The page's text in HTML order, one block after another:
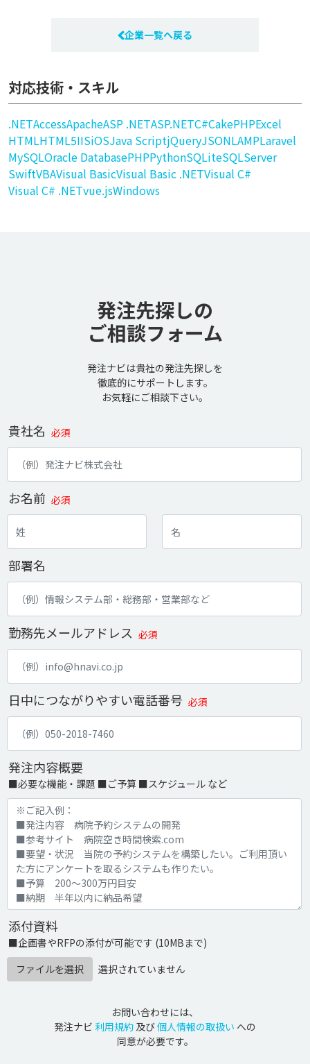
企業一覧へ戻る
対応技術・スキル
.NETAccessApacheASP .NETASP.NETC#CakePHPExcel
HTMLHTML5IISiOSJava ScriptjQueryJSONLAMPLaravel
MySQLOracle DatabasePHPPythonSQLiteSQLServer
SwiftVBAVisual BasicVisual Basic .NETVisual C#
Visual C# .NETvue.jsWindows
発注先探しの
ご相談フォーム
発注ナビは貴社の発注先探しを
徹底的にサポートします。
お気軽にご相談下さい。
貴社名 必須
お名前 必須
部署名
勤務先メールアドレス 必須
日中につながりやすい電話番号 必須
発注内容概要
■必要な機能・課題 ■ご予算 ■スケジュール など
添付資料
■企画書やRFPの添付が可能です (10MBまで)
ファイルを選択
選択されていません
お問い合わせには、
発注ナビ 利用規約 及び個人情報の取扱い への
同意が必要です。